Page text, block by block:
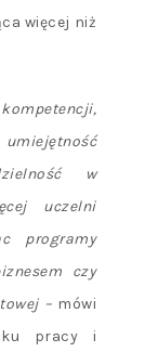
więcej niż
w
uczelni
programy
czy
– mówi
pracy i